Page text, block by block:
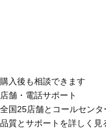
購入後も相談できます
店舗・電話サポート
全国25店舗とコールセン
品質とサポートを詳しく見